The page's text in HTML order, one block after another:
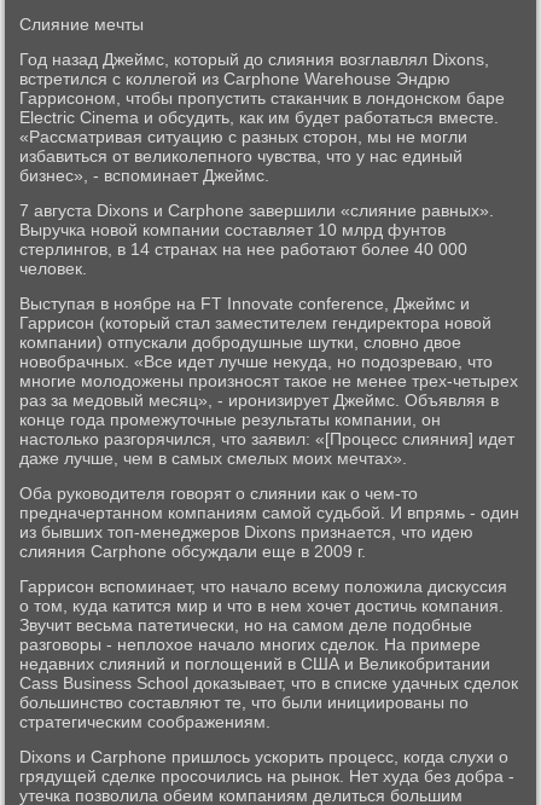
Слияние мечты
Год назад Джеймс, который до слияния возглавлял Dixons,
встретился с коллегой из Carphone Warehouse Эндрю
Гаррисоном, чтобы пропустить стаканчик в лондонском баре
Electric Cinema и обсудить, как им будет работаться вместе.
«Рассматривая ситуацию с разных сторон, мы не могли
избавиться от великолепного чувства, что у нас единый
бизнес», - вспоминает Джеймс.
7 августа Dixons и Carphone завершили «слияние равных».
Выручка новой компании составляет 10 млрд фунтов
стерлингов, в 14 странах на нее работают более 40 000
человек.
Выступая в ноябре на FT Innovate conference, Джеймс и
Гаррисон (который стал заместителем гендиректора новой
компании) отпускали добродушные шутки, словно двое
новобрачных. «Все идет лучше некуда, но подозреваю, что
многие молодожены произносят такое не менее трех-четырех
раз за медовый месяц», - иронизирует Джеймс. Объявляя в
конце года промежуточные результаты компании, он
настолько разгорячился, что заявил: «[Процесс слияния] идет
даже лучше, чем в самых смелых моих мечтах».
Оба руководителя говорят о слиянии как о чем-то
предначертанном компаниям самой судьбой. И впрямь - один
из бывших топ-менеджеров Dixons признается, что идею
слияния Carphone обсуждали еще в 2009 г.
Гаррисон вспоминает, что начало всему положила дискуссия
о том, куда катится мир и что в нем хочет достичь компания.
Звучит весьма патетически, но на самом деле подобные
разговоры - неплохое начало многих сделок. На примере
недавних слияний и поглощений в США и Великобритании
Cass Business School доказывает, что в списке удачных сделок
большинство составляют те, что были инициированы по
стратегическим соображениям.
Dixons и Carphone пришлось ускорить процесс, когда слухи о
грядущей сделке просочились на рынок. Нет худа без добра -
утечка позволила обеим компаниям делиться большим